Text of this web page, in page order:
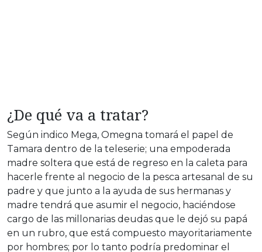
¿De qué va a tratar?
Según indico Mega, Omegna tomará el papel de
Tamara dentro de la teleserie; una empoderada
madre soltera que está de regreso en la caleta para
hacerle frente al negocio de la pesca artesanal de su
padre y que junto a la ayuda de sus hermanas y
madre tendrá que asumir el negocio, haciéndose
cargo de las millonarias deudas que le dejó su papá
en un rubro, que está compuesto mayoritariamente
por hombres; por lo tanto podría predominar el